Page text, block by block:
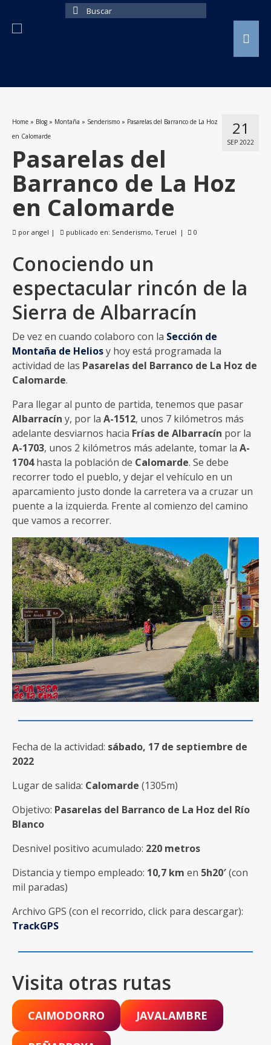
Buscar
21
SEP 2022
Home » Blog » Montaña » Senderismo » Pasarelas del Barranco de La Hoz
en Calomarde
Pasarelas del
Barranco de La Hoz
en Calomarde
por angel | publicado en: Senderismo, Teruel | 0
Conociendo un
espectacular rincón de la
Sierra de Albarracín
De vez en cuando colaboro con la Sección de
Montaña de Heliosy hoy está programada la
actividad de las Pasarelas del Barranco de La Hoz de
Calomarde.
Para llegar al punto de partida, tenemos que pasar
Albarracín y, por la A-1512, unos 7 kilómetros más
adelante desviarnos hacia Frías de Albarracín por la
A-1703, unos 2 kilómetros más adelante, tomar la A-
1704hasta la población de Calomarde. Se debe
recorrer todo el pueblo, y dejar el vehículo en un
aparcamiento justo donde la carretera va a cruzar un
puente a la izquierda. Frente al comienzo del camino
que vamos a recorrer.
Fecha de la actividad: sábado, 17 de septiembre de
2022
Lugar de salida: Calomarde (1305m)
Objetivo: Pasarelas del Barranco de La Hoz del Río
Blanco
Desnivel positivo acumulado: 220 metros
Distancia y tiempo empleado: 10,7 km en 5h20′(con
mil paradas)
Archivo GPS (con el recorrido, click para descargar):
TrackGPS
Visita otras rutas
CAIMODORRO JAVALAMBRE